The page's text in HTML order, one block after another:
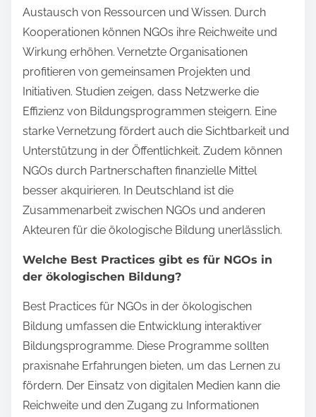
Austausch von Ressourcen und Wissen. Durch
Kooperationen können NGOs ihre Reichweite und
Wirkung erhöhen. Vernetzte Organisationen
profitieren von gemeinsamen Projekten und
Initiativen. Studien zeigen, dass Netzwerke die
Effizienz von Bildungsprogrammen steigern. Eine
starke Vernetzung fördert auch die Sichtbarkeit und
Unterstützung in der Öffentlichkeit. Zudem können
NGOs durch Partnerschaften finanzielle Mittel
besser akquirieren. In Deutschland ist die
Zusammenarbeit zwischen NGOs und anderen
Akteuren für die ökologische Bildung unerlässlich.
Welche Best Practices gibt es für NGOs in
der ökologischen Bildung?
Best Practices für NGOs in der ökologischen
Bildung umfassen die Entwicklung interaktiver
Bildungsprogramme. Diese Programme sollten
praxisnahe Erfahrungen bieten, um das Lernen zu
fördern. Der Einsatz von digitalen Medien kann die
Reichweite und den Zugang zu Informationen